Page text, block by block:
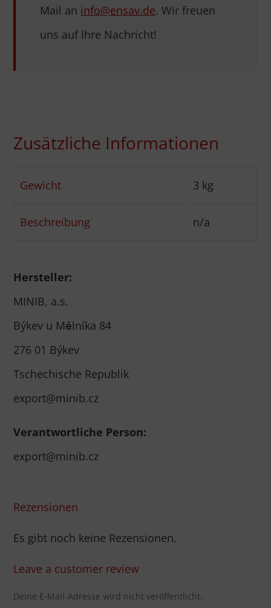
Mail an info@ensav.de. Wir freuen
uns auf Ihre Nachricht!
Zusätzliche Informationen
Gewicht 3 kg
Beschreibung n/a
Hersteller:
MINIB, a.s.
Býkev u Mělníka 84
276 01 Býkev
Tschechische Republik
export@minib.cz
Verantwortliche Person:
export@minib.cz
Rezensionen
Es gibt noch keine Rezensionen.
Leave a customer review
Deine E-Mail-Adresse wird nicht veröffentlicht.